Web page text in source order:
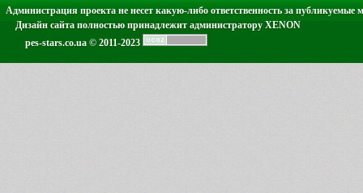
Администрация проекта не несет какую-либо ответственность за публикуемые
Дизайн сайта полностью принадлежит администратору XENON
pes-stars.co.ua © 2011-2023